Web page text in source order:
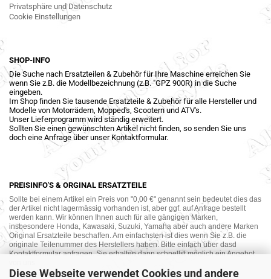
Diese Webseite verwendet Cookies und andere
Privatsphäre und Datenschutz
Cookie Einstellungen
SHOP-INFO
Die Suche nach Ersatzteilen & Zubehör für Ihre Maschine erreichen Sie
wenn Sie z.B. die Modellbezeichnung (z.B. "GPZ 900R) in die Suche
eingeben.
Im Shop finden Sie tausende Ersatzteile & Zubehör für alle Hersteller und
Modelle von Motorrädern, Mopped's, Scootern und ATV's.
Unser Lieferprogramm wird ständig erweitert.
Sollten Sie einen gewünschten Artikel nicht finden, so senden Sie uns
doch eine Anfrage über unser Kontaktformular.
PREISINFO'S & ORGINAL ERSATZTEILE
Sollte bei einem Artikel ein Preis von "0,00 €" genannt sein bedeutet dies das
der Artikel nicht lagermässig vorhanden ist, aber ggf. auf Anfrage bestellt
werden kann. Wir können Ihnen auch für alle gängigen Marken,
insbesondere Honda, Kawasaki, Suzuki, Yamaha aber auch andere Marken
Original Ersatzteile beschaffen. Am einfachsten ist dies wenn Sie z.B. die
originale Teilenummer des Herstellers haben. Bitte einfach über dasd
Kontaktformular anfragen. Sie erhalten dann schnellst möglich ein Angebot